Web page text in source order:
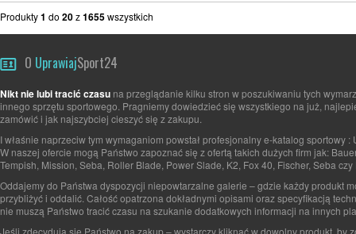
Produkty1 do 20z1655wszystkich
O UprawiajSport24
Nikt nie lubi tracić czasu na przeglądanie kilku stron w poszukiwaniu tych
innego sprzętu sportowego. Pragniemy dowiedzieć się wszystkiego na już,
zamówić i jak najszybciej cieszyć się z zakupu.
I właśnie naprzeciw tym wymaganiom powstał profesjonalny e-katalog sportowy :
W naszej ofercie mogą Państwo zapoznać się z ofertą takich dużych firm jak:
Tempish, Mission, Seba, Roller Blade, Power Slade, K2, Fox 40, Fischer, Seba czy
Oddajemy do Państwa dyspozycji niepowtarzalne galerie – gdzie każdy produkt
przybliżyć i oddalić. Całość opatrzona dokładnymi opisami oraz specyfikacją
nie muszą Państwo tracić czasu na szukanie dodatkowych informacji na innych
Jeśli zdecydują się Państwo na zakup – wystarczy kliknąć w dowolny produkt, by